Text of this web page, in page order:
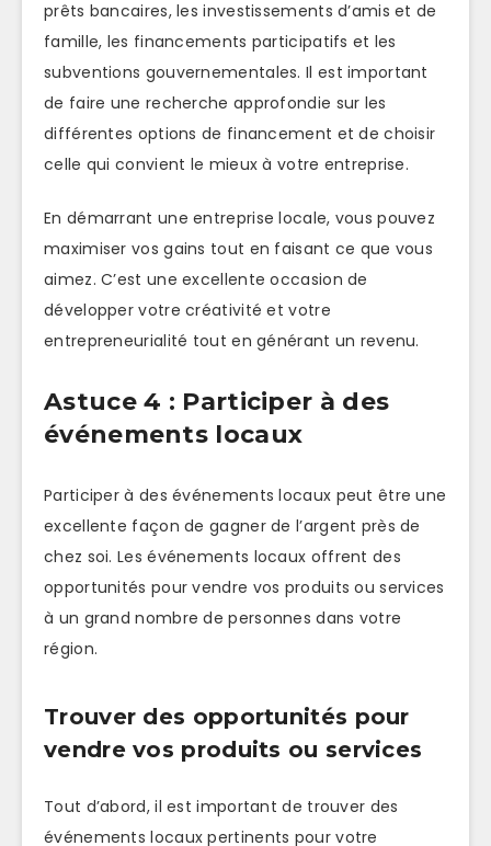
prêts bancaires, les investissements d’amis et de
famille, les financements participatifs et les
subventions gouvernementales. Il est important
de faire une recherche approfondie sur les
différentes options de financement et de choisir
celle qui convient le mieux à votre entreprise.
En démarrant une entreprise locale, vous pouvez
maximiser vos gains tout en faisant ce que vous
aimez. C’est une excellente occasion de
développer votre créativité et votre
entrepreneurialité tout en générant un revenu.
Astuce 4 : Participer à des
événements locaux
Participer à des événements locaux peut être une
excellente façon de gagner de l’argent près de
chez soi. Les événements locaux offrent des
opportunités pour vendre vos produits ou services
à un grand nombre de personnes dans votre
région.
Trouver des opportunités pour
vendre vos produits ou services
Tout d’abord, il est important de trouver des
événements locaux pertinents pour votre